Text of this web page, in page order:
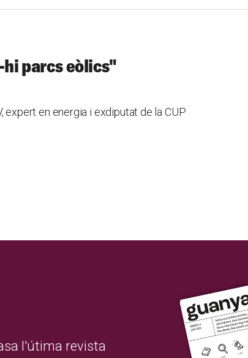
parcs eòlics"
expert en energia i exdiputat de la CUP
l'útima revista